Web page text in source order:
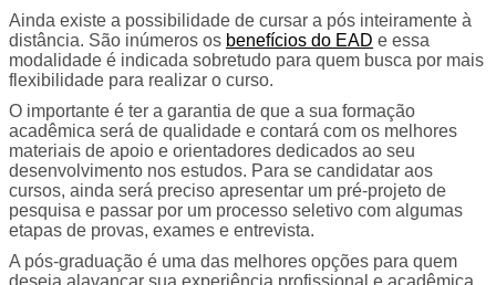
Ainda existe a possibilidade de cursar a pós inteiramente à
distância. São inúmeros os benefícios do EAD e essa
modalidade é indicada sobretudo para quem busca por mais
flexibilidade para realizar o curso.
O importante é ter a garantia de que a sua formação
acadêmica será de qualidade e contará com os melhores
materiais de apoio e orientadores dedicados ao seu
desenvolvimento nos estudos. Para se candidatar aos
cursos, ainda será preciso apresentar um pré-projeto de
pesquisa e passar por um processo seletivo com algumas
etapas de provas, exames e entrevista.
A pós-graduação é uma das melhores opções para quem
deseja alavancar sua experiência profissional e acadêmica.